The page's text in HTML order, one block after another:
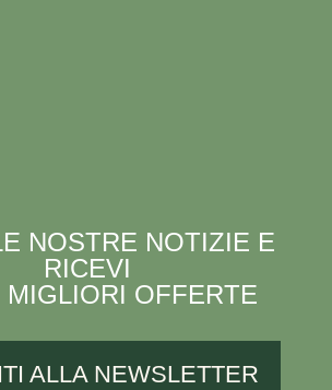
NOSTRE NOTIZIE E
RICEVI
MIGLIORI OFFERTE
ALLA NEWSLETTER